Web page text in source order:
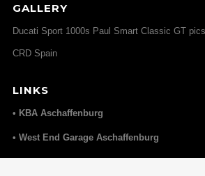
GALLERY
Ducati Sport 1000s Paul Smart Classic GT pics
CRD Spain
LINKS
• KBA Aschaffenburg
• West End Garage Aschaffenburg
• Elmoko